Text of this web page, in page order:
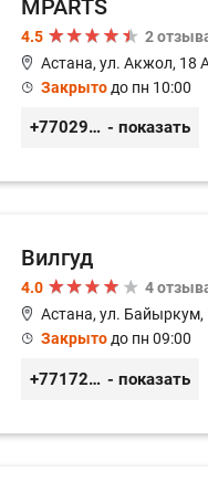
MPARTS
4.5
2
Астана, ул. Акжол, 18
Закрытодо пн 10:00
+77029352979 - показать
Вилгуд
4.0
4
Астана, ул. Байыркум,
Закрытодо пн 09:00
+77172978380 - показать